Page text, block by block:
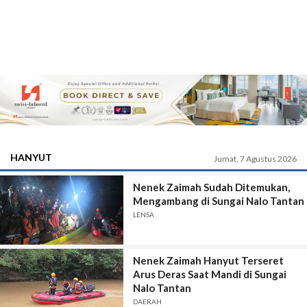
HANYUT Jumat, 7 Agustus 2026
Nenek Zaimah Sudah Ditemukan,
Mengambang di Sungai Nalo Tantan
LENSA
Nenek Zaimah Hanyut Terseret
Arus Deras Saat Mandi di Sungai
Nalo Tantan
DAERAH